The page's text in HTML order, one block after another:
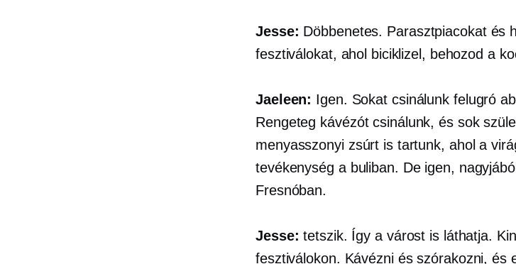
Jesse: Döbbenetes. Parasztpiacokat és
fesztiválokat, ahol biciklizel, behozod a
Jaeleen: Igen. Sokat csinálunk felugró
Rengeteg kávézót csinálunk, és sok
menyasszonyi zsúrt is tartunk, ahol a
tevékenység a buliban. De igen,
Fresnóban.
Jesse: tetszik. Így a várost is láthatja.
fesztiválokon. Kávézni és szórakozni, és